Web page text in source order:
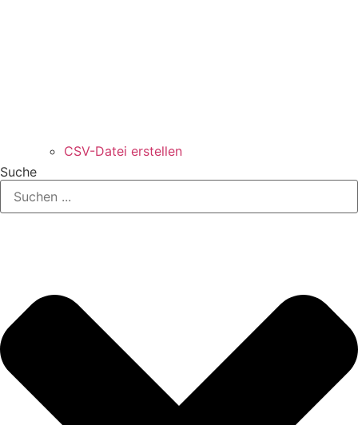
CSV-Datei erstellen
Suche